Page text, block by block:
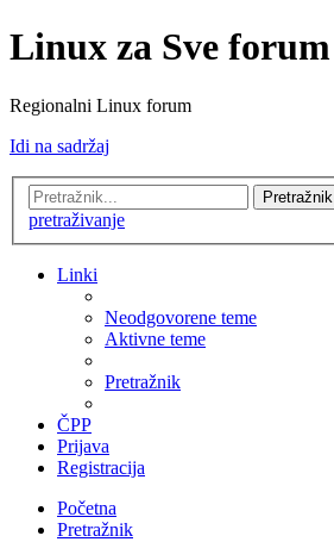
Linux za Sve forum
Regionalni Linux forum
Idi na sadržaj
Pretražnik
pretraživanje
Linki
Neodgovorene teme
Aktivne teme
Pretražnik
ČPP
Prijava
Registracija
Početna
Pretražnik